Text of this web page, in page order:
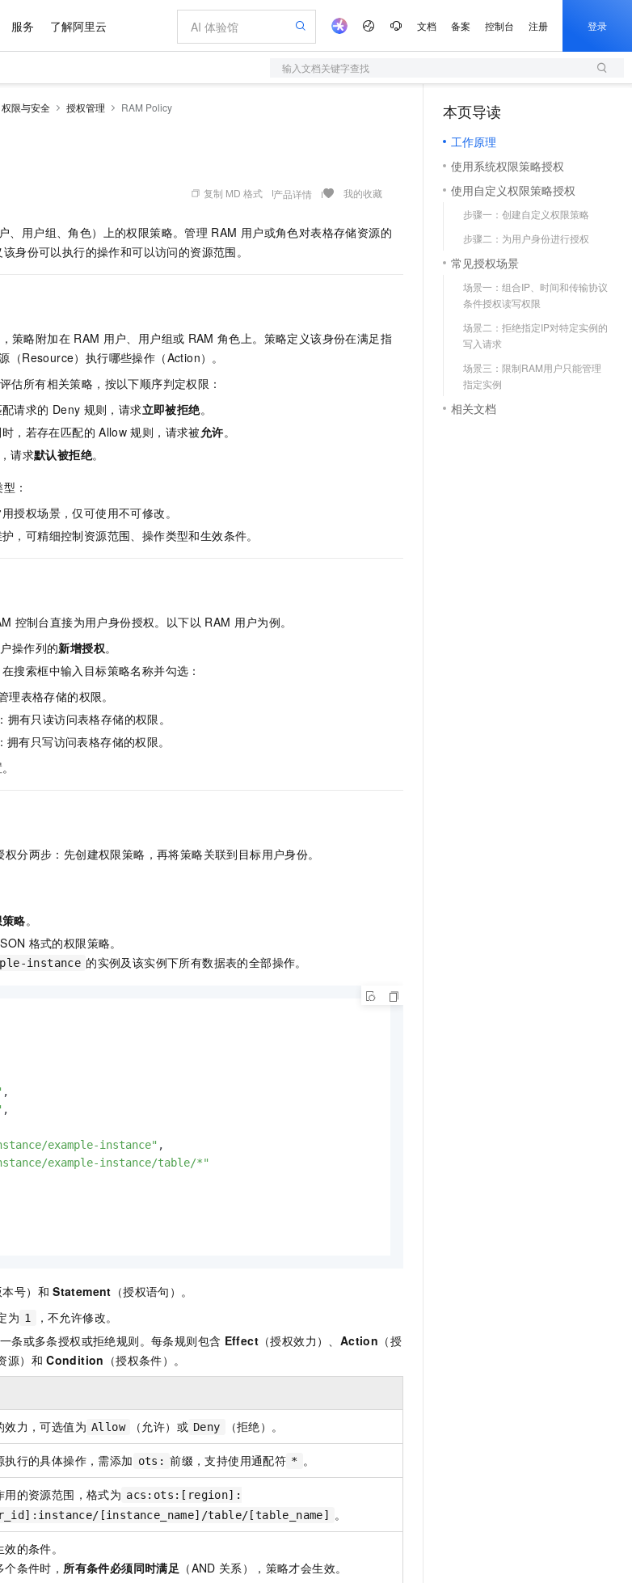
服务 了解阿里云 文档 备案 控制台 注册 登录
输入文档关键字查找
权限与安全 授权管理 RAM Policy
复制 MD 格式 产品详情 我的收藏
、用户组、角色）上的权限策略。管理 RAM 用户或角色对表格存储资源的
该身份可以执行的操作和可以访问的资源范围。
策略附加在 RAM 用户、用户组或 RAM 角色上。策略定义该身份在满足指
Resource）执行哪些操作（Action）。
估所有相关策略，按以下顺序判定权限：
请求的 Deny 规则，请求立即被拒绝。
，若存在匹配的 Allow 规则，请求被允许。
请求默认被拒绝。
：
授权场景，仅可使用不可修改。
，可精细控制资源范围、操作类型和生效条件。
控制台直接为用户身份授权。以下以 RAM 用户为例。
操作列的新增授权。
搜索框中输入目标策略名称并勾选：
理表格存储的权限。
：拥有只读访问表格存储的权限。
：拥有只写访问表格存储的权限。
分两步：先创建权限策略，再将策略关联到目标用户身份。
略。
格式的权限策略。
instance 的实例及该实例下所有数据表的全部操作。
,
,
example-instance" ,
example-instance/table/*"
本号）和 Statement （授权语句）。
为 1
，不允许修改。
条或多条授权或拒绝规则。每条规则包含 Effect （授权效力）、 Action （授
源）和 Condition （授权条件）。
效力，可选值为 Allow （允许）或 Deny （拒绝）。
执行的具体操作，需添加 ots: 前缀，支持使用通配符 * 。
用的资源范围，格式为 acs:ots:[region]:
[instance_name]/table/[table_name]
。
的条件。
条件时， 所有条件必须同时满足 （AND 关系），策略才会生效。
本页导读
工作原理
使用系统权限策略授权
使用自定义权限策略授权
步骤一：创建自定义权限策略
步骤二：为用户身份进行授权
常见授权场景
场景一：组合IP、时间和传输协议
条件授权读写权限
场景二：拒绝指定IP对特定实例的
写入请求
场景三：限制RAM用户只能管理
指定实例
相关文档
Kimi-K3 NEW
GLM-5.2
1M上下文，专为长程任务能力而生
HappyHorse-1.1-T2V
语音识别与合成
Cosyvoice-V3-Flash
Fun-ASR
支持中英文自由切换，具备更强的噪声鲁棒性
应用构建
富多元化的应用模版和解决方案
模型服务平台百炼-智能体
活可视化地构建企业级 Agent
大模型原生应用
即刻拥有 DeepSeek-R1 满血版
人工智能平台 PAI 大模型
一站式AI开发、训练和推理服务
供一站式管理容器应用的 K8s 服务
全托管，含MySQL、PostgreSQL、SQL Server、MariaDB多引擎
Qoder
面向真实软件的智能体编程平台
云原生的云上边界网络安全防护产品
轻量应用服务器
数字证书管理服务（原SSL证书）
实现全站 HTTPS，呈现可信的 Web 访问
国内短信简单易用，安全可靠，秒级触达，全球覆盖200+国家和地区。
大数据开发治理平台 DataWorks
Data Agent 驱动的一站式 Data+AI 开发治理平台
5 分钟轻松部署专属 QwenPaw HOT
从聊天伙伴进化为能主动干活的本地数字员工
一键购买专属联机服务器，轻松开启游戏
高效搭建 AI 智能体与工作流应用
通过阿里云百炼高效搭建AI应用,助力高效开发
Agency Agents：拥有专属领域专家
HappyHorse 打造一站式影视创作平台
漫剧工坊：一站式动画创作平台
快速生产连贯的高质量长漫剧
10 分钟搭建微信、支付宝小程序
高效部署网站，快速应用到小程序
特惠
Token Plan 模型订阅计划 NEW
Qwen3.8-Max 首发尝鲜，限时加量 10 倍，夜间低至2折
.CN域名，送备案服务码
Night Plan 支持 Qwen 3.8-Max
夜间 5 折，Qwen/Meoo/TokenPlan 客户专享
AI 场景体验
从图文生成到视频创作，一键激活电商全链路生产力
AI 广告创作
图文、视频一站生成，高效打造优质广告素材
AI助力短剧漫剧创作，剧本、分镜、视频高效生成
AI智能应用，一键激活高效办公新体验
智能客服
自动承接线索、识别商机，让客服更高效、服务更出色。
AI 活动
AI 生产力先锋
先锋实践拓展 AI 生产力的边界
飞天发布时刻
所见，即是所愿
从基础到进阶，Agent 创客手把手教你
创新加速
上云场景组合购
覆盖90%+业务场景，专享组合折扣价
云聚AI 严选权益
精选AI产品，从模型到应用全链提效
价格计算器
自助选配和估算价格
配置报价器
阿里云 OPC 创新助力计划
Token 补贴，五大权
益加速 OPC 成功
据与 API
OCR 文字识别
企业应用
税管理
基础软件
JAVA
Ubuntu
Red Hat
专业服务
代维服务
堡垒机
为产品伙伴 产品伙伴合作计划
云网络合作计划
成为服务伙伴
服务生态伙伴
服务伙伴合作计划
Al MaaS 服务伙伴赋能合作
伙伴信用分合作计划
更多支持
合作伙伴培训与认证
查询合作伙伴
登录合作伙伴管理后台
业增值服务
企业成长
务实践
阿里云认证
信息公告
官网公告
开发者社区
我要反馈
佳实践
看见新力量
市场活动
魔搭 ModelScope
高校合作
加入我们
校园招聘